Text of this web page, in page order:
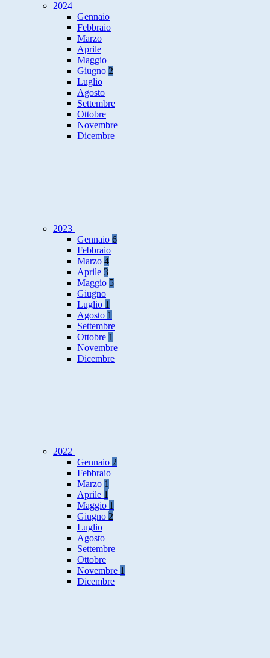
2024
Gennaio
Febbraio
Marzo
Aprile
Maggio
Giugno 2
Luglio
Agosto
Settembre
Ottobre
Novembre
Dicembre
2023
Gennaio 6
Febbraio
Marzo 4
Aprile 3
Maggio 5
Giugno
Luglio 1
Agosto 1
Settembre
Ottobre 1
Novembre
Dicembre
2022
Gennaio 2
Febbraio
Marzo 1
Aprile 1
Maggio 1
Giugno 2
Luglio
Agosto
Settembre
Ottobre
Novembre 1
Dicembre